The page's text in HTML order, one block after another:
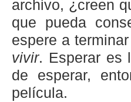
archivo, ¿creen
que pueda
espere a
vivir. Esperar es
de esperar,
película.